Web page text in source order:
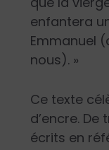
enfantera
Emmanuel
nous). »
Ce texte
d’encre.
écrits en